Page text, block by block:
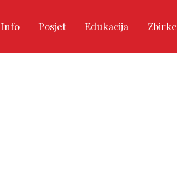
Info Posjet Edukacija Zbirke